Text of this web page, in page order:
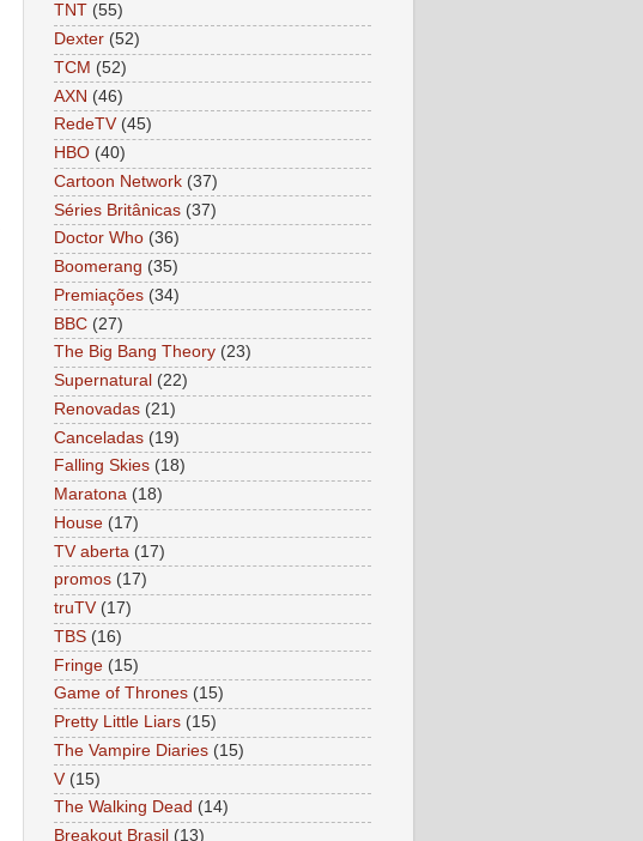
TNT (55)
Dexter (52)
TCM (52)
AXN (46)
RedeTV (45)
HBO (40)
Cartoon Network (37)
Séries Britânicas (37)
Doctor Who (36)
Boomerang (35)
Premiações (34)
BBC (27)
The Big Bang Theory (23)
Supernatural (22)
Renovadas (21)
Canceladas (19)
Falling Skies (18)
Maratona (18)
House (17)
TV aberta (17)
promos (17)
truTV (17)
TBS (16)
Fringe (15)
Game of Thrones (15)
Pretty Little Liars (15)
The Vampire Diaries (15)
V (15)
The Walking Dead (14)
Breakout Brasil (13)